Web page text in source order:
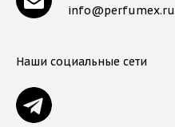
info@perfumex.ru
Наши социальные сети